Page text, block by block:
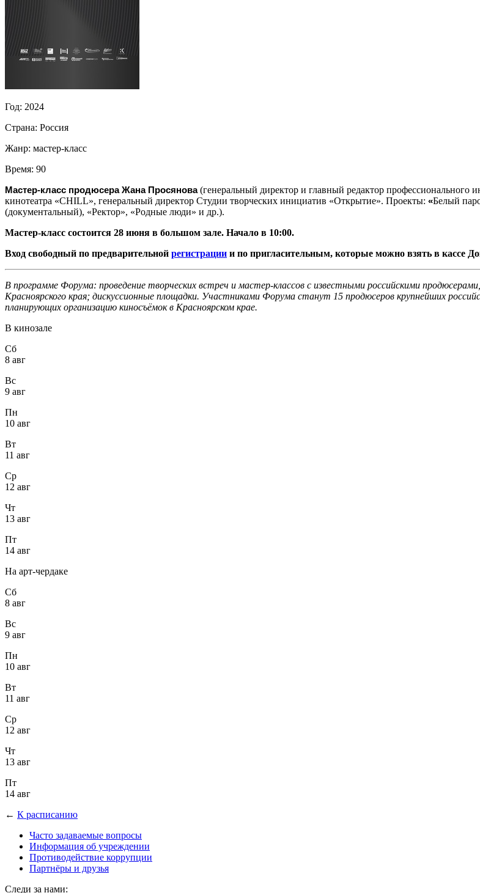
Год: 2024
Страна: Россия
Жанр: мастер-класс
Время: 90
Мастер-класс продюсера Жана Просянова(генеральный директор и главный редактор профессионального
кинотеатра «CHILL», генеральный директор Студии творческих инициатив «Открытие». Проекты: «Белый
(документальный), «Ректор», «Родные люди» и др.).
Мастер-класс состоится 28 июня в большом зале. Начало в 10:00.
Вход свободный по предварительной регистрации и по пригласительным, которые можно взять в кассе
В программе Форума: проведение творческих встреч и мастер-классов с известными российскими
Красноярского края; дискуссионные площадки. Участниками Форума станут 15 продюсеров крупнейших
планирующих организацию киносъёмок в Красноярском крае.
В кинозале
Сб
8 авг
Вс
9 авг
Пн
10 авг
Вт
11 авг
Ср
12 авг
Чт
13 авг
Пт
14 авг
На арт-чердаке
Сб
8 авг
Вс
9 авг
Пн
10 авг
Вт
11 авг
Ср
12 авг
Чт
13 авг
Пт
14 авг
← К расписанию
Часто задаваемые вопросы
Информация об учреждении
Противодействие коррупции
Партнёры и друзья
Следи за нами: